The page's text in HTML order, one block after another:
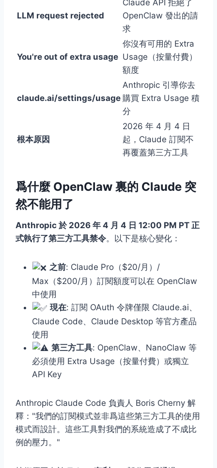
LLM request rejected
Claude API 拒絕了
OpenClaw 發出的請
求
You're out of extra usage
你沒有可用的 Extra
Usage（按量付費）
額度
claude.ai/settings/usage
Anthropic 引導你去
購買 Extra Usage 積
分
根本原因
2026 年 4 月 4 日
起，Claude 訂閱不
再覆蓋第三方工具
爲什麼 OpenClaw 裏的 Claude 突
然不能用了
Anthropic 於 2026 年 4 月 4 日 12:00 PM PT 正
式執行了第三方工具禁令。以下是核心變化：
之前: Claude Pro（$20/月）/
Max（$200/月）訂閱額度可以在 OpenClaw
中使用
現在: 訂閱 OAuth 令牌僅限 Claude.ai、
Claude Code、Claude Desktop 等官方產品
使用
第三方工具: OpenClaw、NanoClaw 等
必須使用 Extra Usage（按量付費）或獨立
API Key
Anthropic Claude Code 負責人 Boris Cherny 解
釋："我們的訂閱模式並非爲這些第三方工具的使用
模式而設計。這些工具對我們的系統造成了不成比
例的壓力。"